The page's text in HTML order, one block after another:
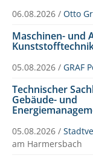
06.08.2026 / Otto
Maschinen- und
05.08.2026 / GRAF
Technischer
Gebäude- und
05.08.2026 /
am Harmersbach